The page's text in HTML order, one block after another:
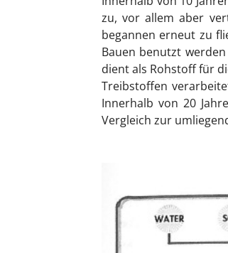
zu, vor allem aber
begannen erneut zu
Bauen benutzt
dient als Rohstoff für
Treibstoffen
Innerhalb von 20
Vergleich zur